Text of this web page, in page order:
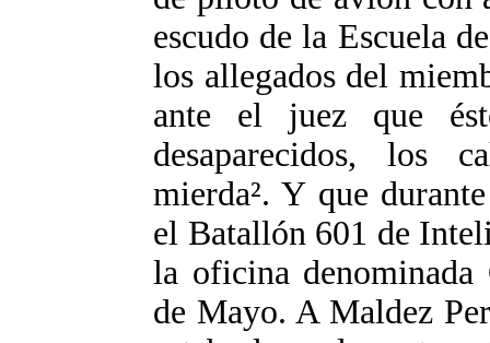
escudo de la Escuela
los allegados del
ante el juez que
desaparecidos, los
mierda². Y que
el Batallón 601 de
la oficina
de Mayo. A Maldez